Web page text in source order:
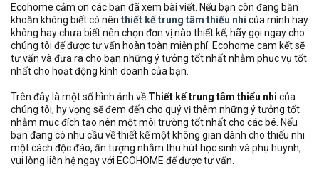
Ecohome cảm ơn các bạn đã xem bài viết. Nếu bạn còn đang băn
khoăn không biết có nên thiết kế trung tâm thiếu nhi của mình hay
không hay chưa biết nên chọn đơn vị nào thiết kế, hãy gọi ngay cho
chúng tôi để được tư vấn hoàn toàn miễn phí. Ecohome cam kết sẽ
tư vấn và đưa ra cho bạn những ý tưởng tốt nhất nhằm phục vụ tốt
nhất cho hoạt động kinh doanh của bạn.
Trên đây là một số hình ảnh về Thiết kế trung tâm thiếu nhi của
chúng tôi, hy vọng sẽ đem đến cho quý vị thêm những ý tưởng tốt
nhằm mục đích tạo nên một môi trường tốt nhất cho các bé. Nếu
bạn đang có nhu cầu về thiết kế một không gian dành cho thiếu nhi
một cách độc đáo, ấn tượng nhằm thu hút học sinh và phụ huynh,
vui lòng liên hệ ngay với ECOHOME để được tư vấn.